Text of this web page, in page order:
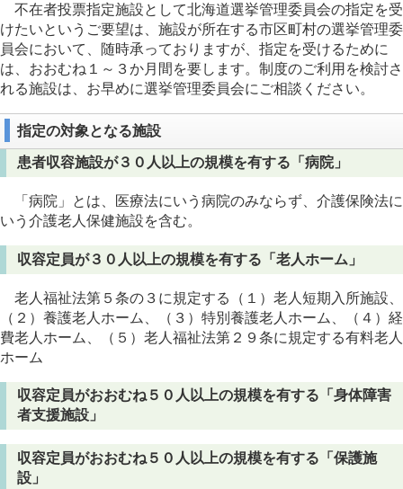
不在者投票指定施設として北海道選挙管理委員会の指定を受
けたいというご要望は、施設が所在する市区町村の選挙管理委
員会において、随時承っておりますが、指定を受けるために
は、おおむね１～３か月間を要します。制度のご利用を検討さ
れる施設は、お早めに選挙管理委員会にご相談ください。
指定の対象となる施設
患者収容施設が３０人以上の規模を有する「病院」
「病院」とは、医療法にいう病院のみならず、介護保険法に
いう介護老人保健施設を含む。
収容定員が３０人以上の規模を有する「老人ホーム」
老人福祉法第５条の３に規定する（１）老人短期入所施設、
（２）養護老人ホーム、（３）特別養護老人ホーム、（４）経
費老人ホーム、（５）老人福祉法第２９条に規定する有料老人
ホーム
収容定員がおおむね５０人以上の規模を有する「身体障害
者支援施設」
収容定員がおおむね５０人以上の規模を有する「保護施
設」